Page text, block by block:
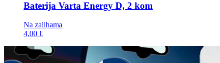
Baterija Varta Energy D, 2 kom
Na zalihama
4,00 €